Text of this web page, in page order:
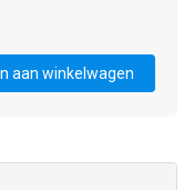
aan winkelwagen